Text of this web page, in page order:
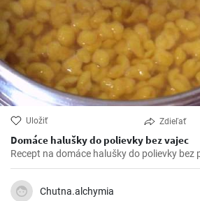
Uložiť Zdieľať
Domáce halušky do polievky bez vajec
Recept na domáce halušky do polievky bez
Chutna.alchymia